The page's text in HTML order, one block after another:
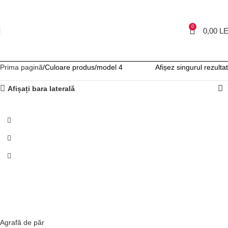
0 0,00
Prima pagină Culoare produs model 4 Afișez singurul rezultat
Afișați bara laterală
NOU
Agrafă de păr